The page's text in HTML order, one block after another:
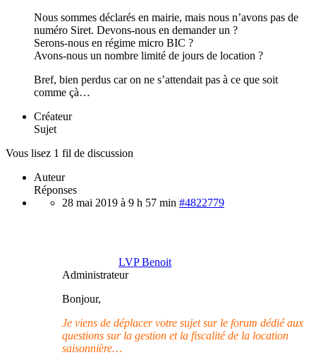
Nous sommes déclarés en mairie, mais nous n’avons pas de
numéro Siret. Devons-nous en demander un ?
Serons-nous en régime micro BIC ?
Avons-nous un nombre limité de jours de location ?
Bref, bien perdus car on ne s’attendait pas à ce que soit
comme çà…
Créateur
Sujet
Vous lisez 1 fil de discussion
Auteur
Réponses
28 mai 2019 à 9 h 57 min #4822779
LVP Benoit
Administrateur
Bonjour,
Je viens de déplacer votre sujet sur le forum dédié aux
questions sur la gestion et la fiscalité de la location
saisonnière…